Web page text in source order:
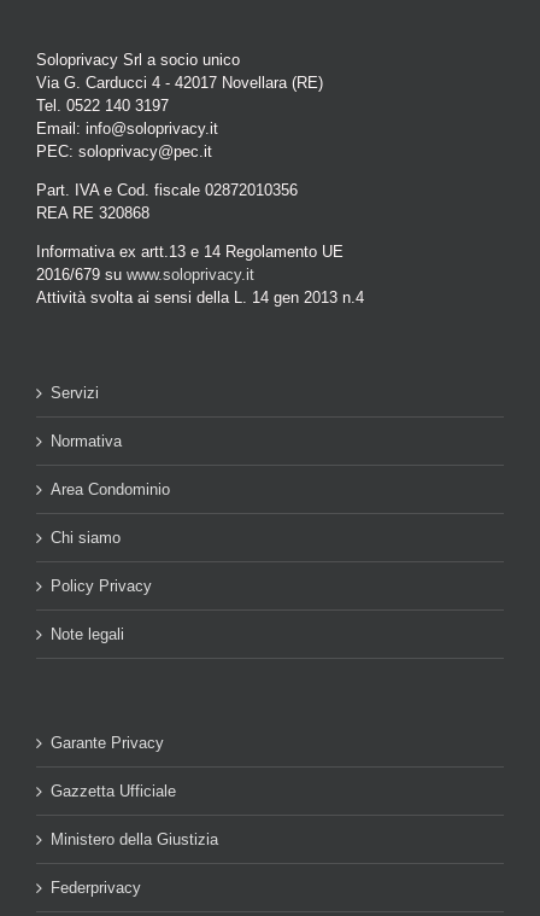
Soloprivacy Srl a socio unico
Via G. Carducci 4 - 42017 Novellara (RE)
Tel. 0522 140 3197
Email: info@soloprivacy.it
PEC: soloprivacy@pec.it
Part. IVA e Cod. fiscale 02872010356
REA RE 320868
Informativa ex artt.13 e 14 Regolamento UE
2016/679 su www.soloprivacy.it
Attività svolta ai sensi della L. 14 gen 2013 n.4
Servizi
Normativa
Area Condominio
Chi siamo
Policy Privacy
Note legali
Garante Privacy
Gazzetta Ufficiale
Ministero della Giustizia
Federprivacy